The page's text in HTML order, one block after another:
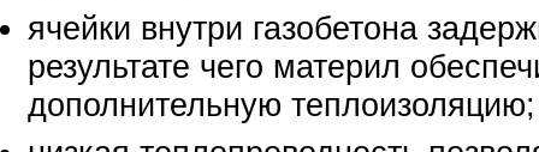
ячейки внутри газобетона
результате чего материл
дополнительную теплоизоляцию;